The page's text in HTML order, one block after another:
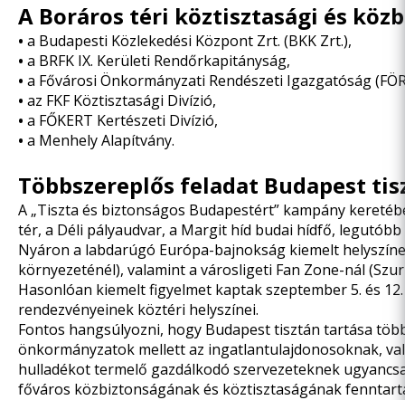
A Boráros téri köztisztasági és
• a Budapesti Közlekedési Központ Zrt. (BKK Zrt.),
• a BRFK IX. Kerületi Rendőrkapitányság,
• a Fővárosi Önkormányzati Rendészeti Igazgatóság
• az FKF Köztisztasági Divízió,
• a FŐKERT Kertészeti Divízió,
• a Menhely Alapítvány.
Többszereplős feladat Budapest
A „Tiszta és biztonságos Budapestért” kampány
tér, a Déli pályaudvar, a Margit híd budai hídfő,
Nyáron a labdarúgó Európa-bajnokság kiemelt
környezeténél), valamint a városligeti Fan Zone-nál
Hasonlóan kiemelt figyelmet kaptak szeptember 5. és
rendezvényeinek köztéri helyszínei.
Fontos hangsúlyozni, hogy Budapest tisztán tartása
önkormányzatok mellett az ingatlantulajdonosoknak,
hulladékot termelő gazdálkodó szervezeteknek
főváros közbiztonságának és köztisztaságának